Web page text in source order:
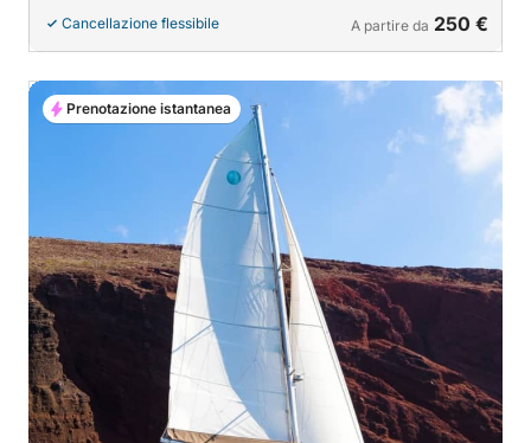
Cancellazione flessibile A partire da 250 €
Prenotazione istantanea